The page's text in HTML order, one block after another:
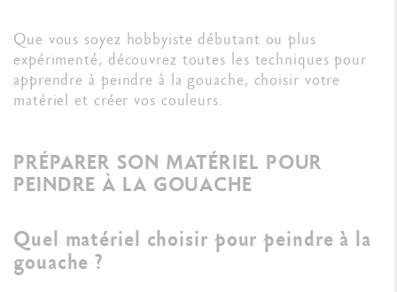
Que vous soyez hobbyiste débutant ou plus
expérimenté, découvrez toutes les techniques pour
apprendre à peindre à la gouache, choisir votre
matériel et créer vos couleurs.
PRÉPARER SON MATÉRIEL POUR
PEINDRE À LA GOUACHE
Quel matériel choisir pour peindre à la
gouache ?